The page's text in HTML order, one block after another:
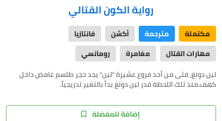
رواية الكون القتالي
مكتملة مترجمة أكشن
فانتازيا
مهارات القتال
مغامرة
رومانسي
لين دونغ، فتى من أحد فروع عشيرة "لين" يجد حجر طلسم غامض داخل
كهف.منذ تلك اللحظة قدر لين دونغ بدأ بالتغير تدريجياً.
إضافة للمفضلة